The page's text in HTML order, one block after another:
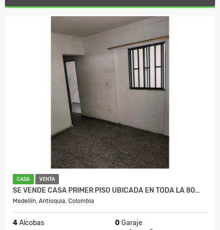
CASA VENTA
SE VENDE CASA PRIMER PISO UBICADA EN TODA LA 80…
Medellín, Antioquia, Colombia
4Alcobas 0 Garaje